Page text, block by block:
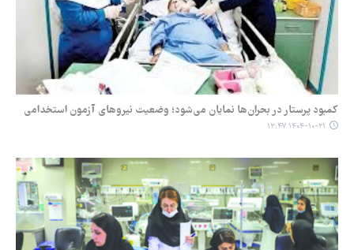
کمبود پرستار در بحران‌ها نمایان می‌شود؛ وضعیت نیروهای آزمون استخدامی
۱۴۰۴-۱۰-۲۱ ۱۳:۴۷